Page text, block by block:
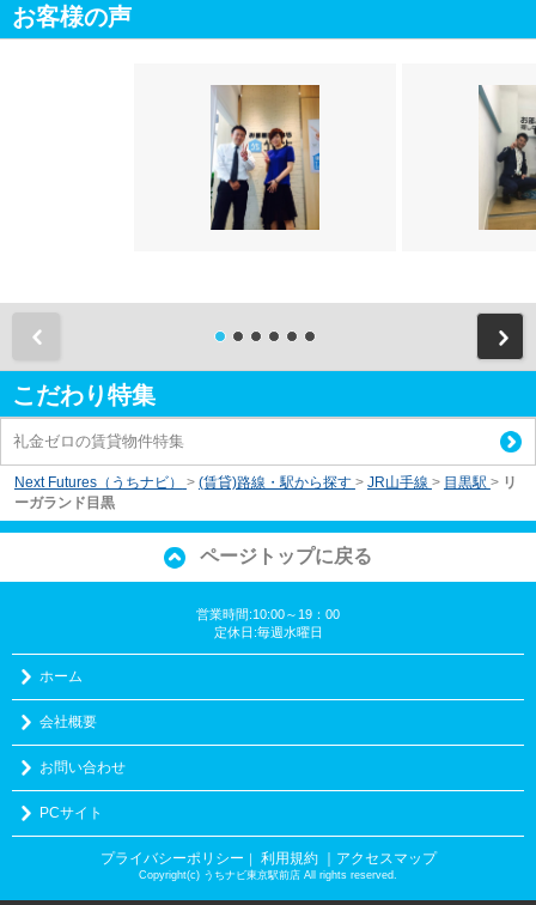
お客様の声
こだわり特集
礼金ゼロの賃貸物件特集
Next Futures（うちナビ） > (賃貸)路線・駅から探す > JR山手線 > 目黒駅 > リ
ーガランド目黒
ページトップに戻る
営業時間:10:00～19：00
定休日:毎週水曜日
ホーム
会社概要
お問い合わせ
PCサイト
プライバシーポリシー 利用規約 ｜アクセスマップ
Copyright(c) うちナビ東京駅前店 All rights reserved.